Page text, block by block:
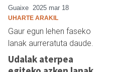
Guaixe 2025 mar 18
UHARTE ARAKIL
Gaur egun lehen faseko
lanak aurreratuta daude.
Udalak aterpea